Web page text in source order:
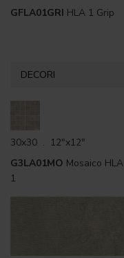
GFLA01GRI HLA 1 Grip
DECORI
30x30 . 12"x12"
G3LA01MO Mosaico HLA
1